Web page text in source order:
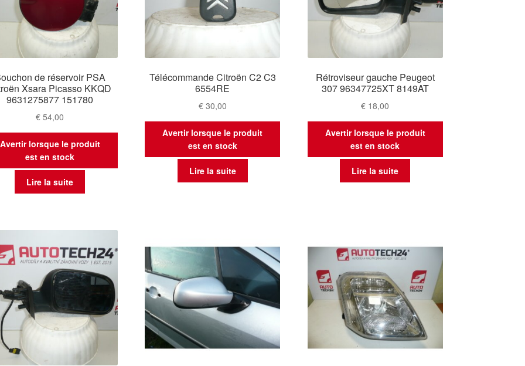
de réservoir PSA
Xsara Picasso KKQD
9631275877 151780
€ 54,00
Avertir lorsque le produit
est en stock
Lire la suite
Télécommande Citroën C2 C3
6554RE
€30,00
Avertir lorsque le produit
est en stock
Lire la suite
Rétroviseur gauche Peugeot
307 96347725XT 8149AT
€ 18,00
Avertir lorsque le produit
est en stock
Lire la suite